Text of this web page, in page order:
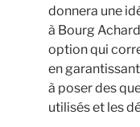
donnera une
à Bourg
option qui
en
à poser des
utilisés et les